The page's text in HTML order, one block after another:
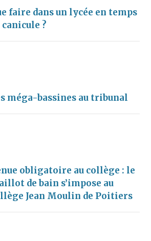
faire dans un lycée en temps
canicule ?
méga-bassines au tribunal
obligatoire au collège : le
de bain s’impose au
Jean Moulin de Poitiers